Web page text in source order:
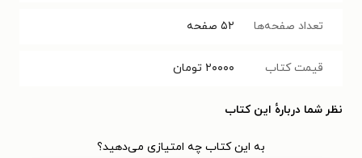
تعداد صفحه‌ها ۵۲ صفحه
قیمت کتاب ۲۰۰۰۰ تومان
نظر شما دربارهٔ این کتاب
به این کتاب چه امتیازی می‌دهید؟